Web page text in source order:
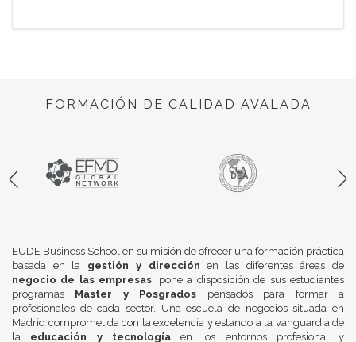
FORMACIÓN DE CALIDAD AVALADA
EUDE Business School en su misión de ofrecer una formación práctica
basada en la gestión y dirección en las diferentes áreas de
negocio de las empresas, pone a disposición de sus estudiantes
programas Máster y Posgrados pensados para formar a
profesionales de cada sector. Una escuela de negocios situada en
Madrid comprometida con la excelencia y estando a la vanguardia de
la educación y tecnologíaen los entornos profesional y